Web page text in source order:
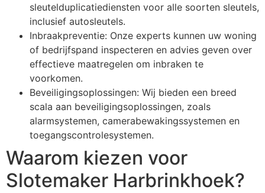
sleutelduplicatiediensten voor alle soorten sleutels,
inclusief autosleutels.
Inbraakpreventie: Onze experts kunnen uw woning
of bedrijfspand inspecteren en advies geven over
effectieve maatregelen om inbraken te
voorkomen.
Beveiligingsoplossingen: Wij bieden een breed
scala aan beveiligingsoplossingen, zoals
alarmsystemen, camerabewakingssystemen en
toegangscontrolesystemen.
Waarom kiezen voor
Slotemaker Harbrinkhoek?